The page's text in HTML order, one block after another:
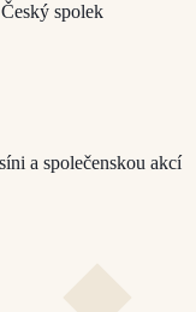
spolek
a společenskou akcí